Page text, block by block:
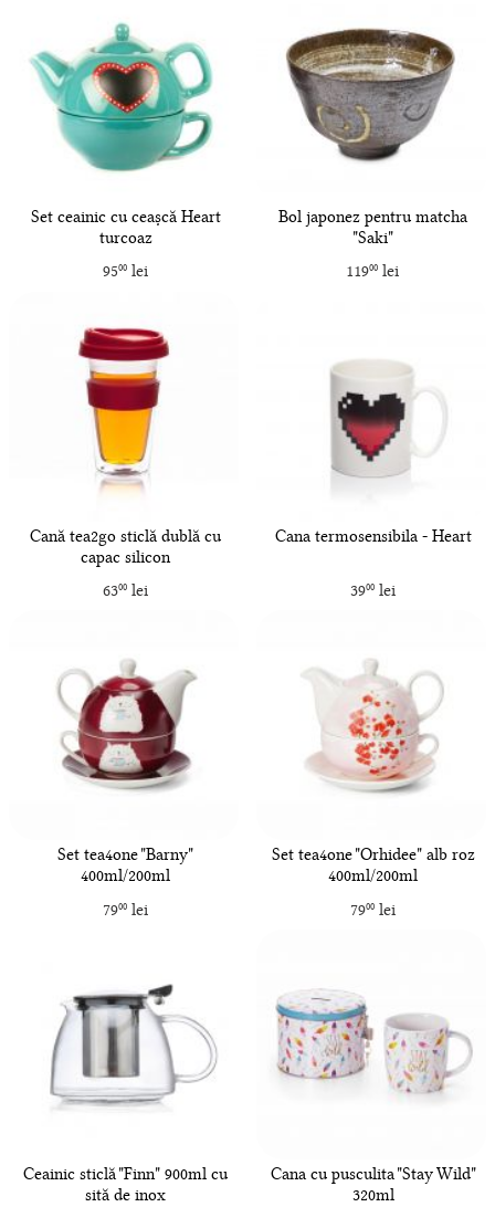
Set ceainic cu ceașcă Heart
turcoaz
9500lei
Bol japonez pentru matcha
"Saki"
11900 lei
Cană tea2go sticlă dublă cu
capac silicon
6300lei
Cana termosensibila - Heart
3900lei
Set tea4one "Barny"
400ml/200ml
7900lei
Set tea4one "Orhidee" alb roz
400ml/200ml
7900lei
Ceainic sticlă "Finn" 900ml cu
sită de inox
Cana cu pusculita "Stay Wild"
320ml